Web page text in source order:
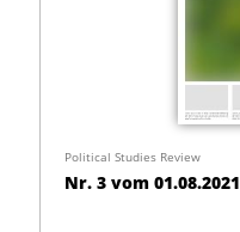
Political Studies Review
Nr. 3 vom 01.08.2021